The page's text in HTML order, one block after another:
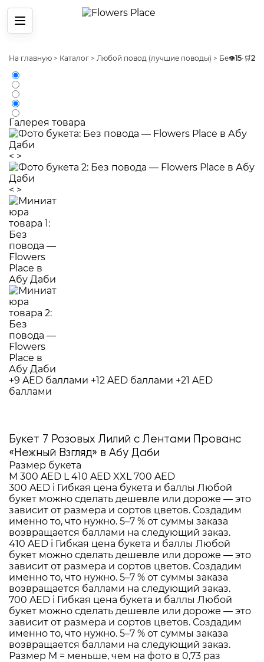
Меню
На главную > Каталог > Любой повод (лучшие поводы) > Без повода
👁️15• 🛒2
Галерея товара
< >
< >
+9 AED баллами +12 AED баллами +21 AED
баллами
Букет 7 Розовых Лилий с Лентами Прованс
«Нежный Взгляд» в Абу Даби
Размер букета
M 300 AED L 410 AED XXL 700 AED
300 AED i Гибкая цена букета и баллы Любой
букет можно сделать дешевле или дороже — это
зависит от размера и сортов цветов. Создадим
именно то, что нужно. 5–7 % от суммы заказа
возвращается баллами на следующий заказ.
410 AED i Гибкая цена букета и баллы Любой
букет можно сделать дешевле или дороже — это
зависит от размера и сортов цветов. Создадим
именно то, что нужно. 5–7 % от суммы заказа
возвращается баллами на следующий заказ.
700 AED i Гибкая цена букета и баллы Любой
букет можно сделать дешевле или дороже — это
зависит от размера и сортов цветов. Создадим
именно то, что нужно. 5–7 % от суммы заказа
возвращается баллами на следующий заказ.
Размер M = меньше, чем на фото в 0,73 раз